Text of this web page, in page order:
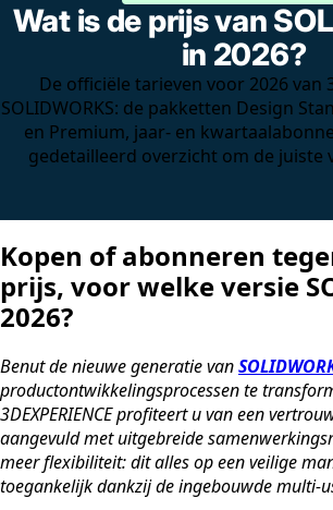
Wat is de prijs van
in 2026?
De officiële tarieven voor 2026 van
SOLIDWORKS: de pakketten Design
en Premium, jaar- en
gedetailleerd overzicht om de juiste
Kopen of abonneren
prijs, voor welke versie
2026?
Benut de nieuwe generatie van
productontwikkelingsprocessen te
3DEXPERIENCE profiteert u van een
aangevuld met uitgebreide
meer flexibiliteit: dit alles op een veilige
toegankelijk dankzij de ingebouwde multi-